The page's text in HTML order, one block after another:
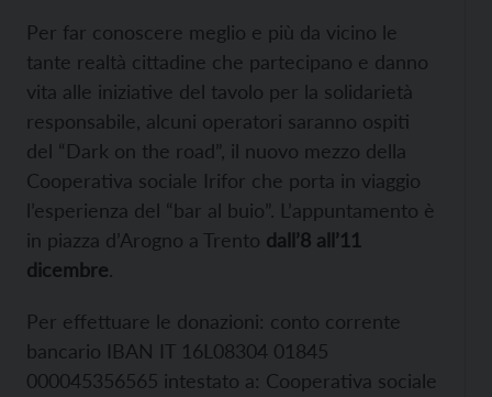
Per far conoscere meglio e più da vicino le
tante realtà cittadine che partecipano e danno
vita alle iniziative del tavolo per la solidarietà
responsabile, alcuni operatori saranno ospiti
del “Dark on the road”, il nuovo mezzo della
Cooperativa sociale Irifor che porta in viaggio
l’esperienza del “bar al buio”. L’appuntamento è
in piazza d’Arogno a Trento dall’8 all’11
dicembre.
Per effettuare le donazioni: conto corrente
bancario IBAN IT 16L08304 01845
000045356565 intestato a: Cooperativa sociale